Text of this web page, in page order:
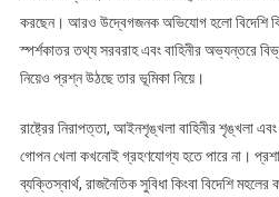
করছেন। আরও উদ্বেগজনক অভিযোগ হলো বিদেশি
স্পর্শকাতর তথ্য সরবরাহ এবং বাহিনীর অভ্যন্তরে
নিয়েও প্রশ্ন উঠছে তার ভূমিকা নিয়ে।
রাষ্ট্রের নিরাপত্তা, আইনশৃঙ্খলা বাহিনীর শৃঙ্খলা
গোপন খেলা কখনোই গ্রহণযোগ্য হতে পারে না।
ব্যক্তিস্বার্থ, রাজনৈতিক সুবিধা কিংবা বিদেশি